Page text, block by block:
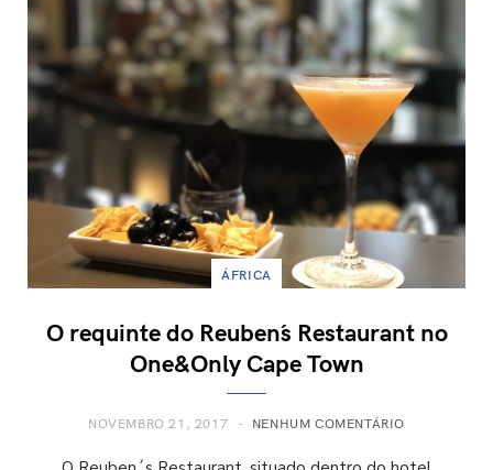
ÁFRICA
O requinte do Reuben´s Restaurant no
One&Only Cape Town
NOVEMBRO 21, 2017 NENHUM COMENTÁRIO